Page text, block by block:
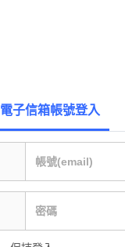
電子信箱帳號登入